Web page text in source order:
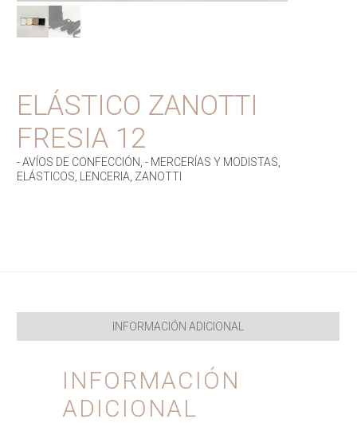
ELÁSTICO ZANOTTI
FRESIA 12
- AVÍOS DE CONFECCIÓN ,- MERCERÍAS Y MODISTAS
ELÁSTICOS
LENCERIA ZANOTTI
INFORMACIÓN ADICIONAL
INFORMACIÓN
ADICIONAL